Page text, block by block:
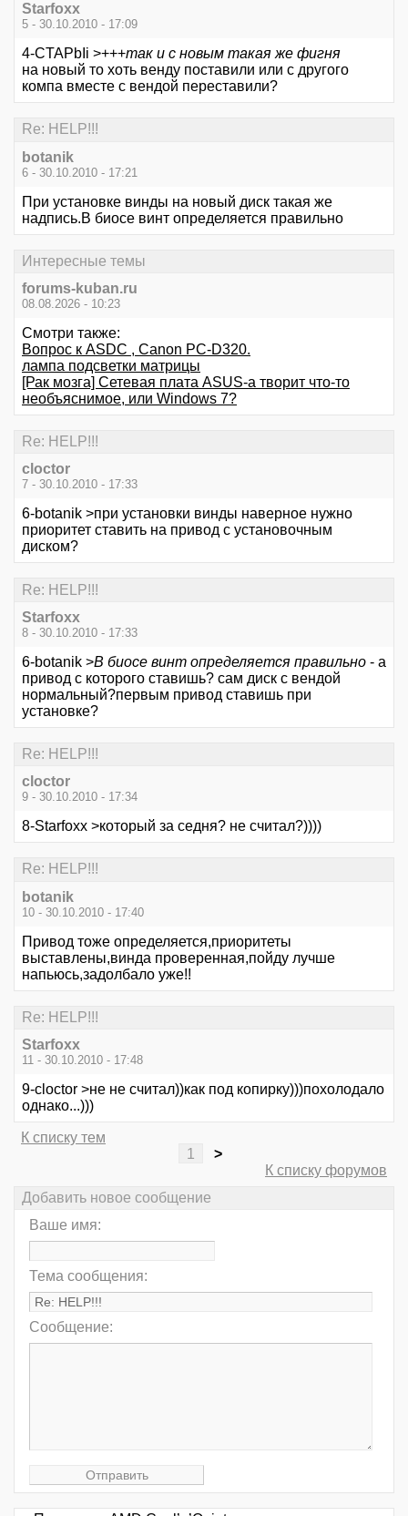
Starfoxx
5 - 30.10.2010 - 17:09
4-CTAPbIi >+++так и с новым такая же фигня
на новый то хоть венду поставили или с другого
компа вместе с вендой переставили?
Re: HELP!!!
botanik
6 - 30.10.2010 - 17:21
При установке винды на новый диск такая же
надпись.В биосе винт определяется правильно
Интересные темы
forums-kuban.ru
08.08.2026 - 10:23
Смотри также:
Вопрос к ASDC , Canon PC-D320.
лампа подсветки матрицы
[Рак мозга] Сетевая плата ASUS-а творит что-то
необъяснимое, или Windows 7?
Re: HELP!!!
cloctor
7 - 30.10.2010 - 17:33
6-botanik >при установки винды наверное нужно
приоритет ставить на привод с установочным
диском?
Re: HELP!!!
Starfoxx
8 - 30.10.2010 - 17:33
6-botanik >В биосе винт определяется правильно - а
привод с которого ставишь? сам диск с вендой
нормальный?первым привод ставишь при
установке?
Re: HELP!!!
cloctor
9 - 30.10.2010 - 17:34
8-Starfoxx >который за седня? не считал?))))
Re: HELP!!!
botanik
10 - 30.10.2010 - 17:40
Привод тоже определяется,приоритеты
выставлены,винда проверенная,пойду лучше
напьюсь,задолбало уже!!
Re: HELP!!!
Starfoxx
11 - 30.10.2010 - 17:48
9-cloctor >не не считал))как под копирку)))похолодало
однако...)))
К списку тем
1
>
К списку форумов
Добавить новое сообщение
Ваше имя:
Тема сообщения:
Сообщение: